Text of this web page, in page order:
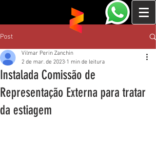
Post
Instalada Comissão de
Representação Externa para tratar
da estiagem
Vilmar Perin Zanchin
2 de mar. de 2023 1 min de leitura